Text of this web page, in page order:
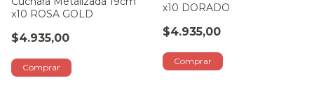
x10 ROSA GOLD
$4.935,00
x10 DORADO
$4.935,00